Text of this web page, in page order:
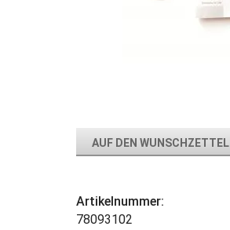
AUF DEN WUNSCHZETTEL
Artikelnummer:
78093102